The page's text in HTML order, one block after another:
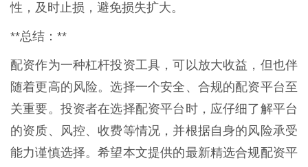
性，及时止损，避免损失扩大。
**总结：**
配资作为一种杠杆投资工具，可以放大收益，但也伴
随着更高的风险。选择一个安全、合规的配资平台至
关重要。投资者在选择配资平台时，应仔细了解平台
的资质、风控、收费等情况，并根据自身的风险承受
能力谨慎选择。希望本文提供的最新精选合规配资平